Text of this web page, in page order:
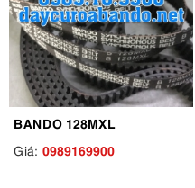
BANDO 128MXL
Giá: 0989169900